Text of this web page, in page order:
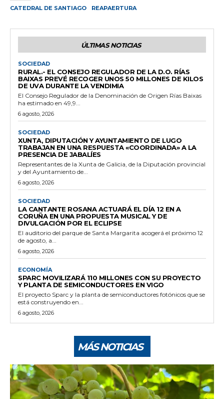
CATEDRAL DE SANTIAGO
REAPAERTURA
ÚLTIMAS NOTICIAS
SOCIEDAD
RURAL.- EL CONSEJO REGULADOR DE LA D.O. RÍAS
BAIXAS PREVÉ RECOGER UNOS 50 MILLONES DE KILOS
DE UVA DURANTE LA VENDIMIA
El Consejo Regulador de la Denominación de Origen Rías Baixas
ha estimado en 49,9...
6 agosto, 2026
SOCIEDAD
XUNTA, DIPUTACIÓN Y AYUNTAMIENTO DE LUGO
TRABAJAN EN UNA RESPUESTA «COORDINADA» A LA
PRESENCIA DE JABALÍES
Representantes de la Xunta de Galicia, de la Diputación provincial
y del Ayuntamiento de...
6 agosto, 2026
SOCIEDAD
LA CANTANTE ROSANA ACTUARÁ EL DÍA 12 EN A
CORUÑA EN UNA PROPUESTA MUSICAL Y DE
DIVULGACIÓN POR EL ECLIPSE
El auditorio del parque de Santa Margarita acogerá el próximo 12
de agosto, a...
6 agosto, 2026
ECONOMÍA
SPARC MOVILIZARÁ 110 MILLONES CON SU PROYECTO
Y PLANTA DE SEMICONDUCTORES EN VIGO
El proyecto Sparc y la planta de semiconductores fotónicos que se
está construyendo en...
6 agosto, 2026
MÁS NOTICIAS